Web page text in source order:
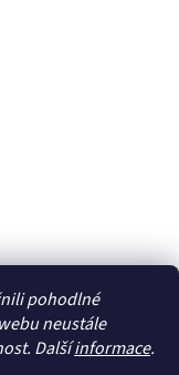
pohodlné
neustále
Dalšíinformace.